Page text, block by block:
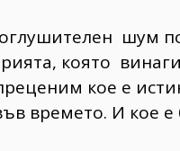
шум
която
кое е
времето. И кое